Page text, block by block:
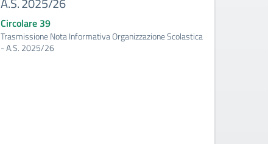
Circolare 39
Trasmissione Nota Informativa Organizzazione Scolastica
- A.S. 2025/26